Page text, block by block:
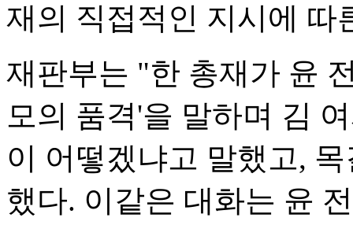
재의 직접적인 지시에 따
재판부는 "한 총재가 윤
모의 품격'을 말하며 김
이 어떻겠냐고 말했고,
했다. 이같은 대화는 윤